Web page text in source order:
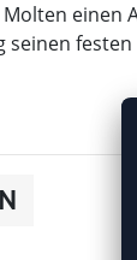
einen
festen